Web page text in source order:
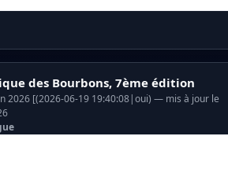
des Bourbons, 7ème édition
2026 [(2026-06-19 19:40:08|oui) — mis à jour le